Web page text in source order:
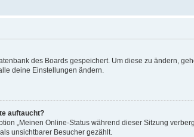
des Boards gespeichert. Um diese zu ändern,
deine Einstellungen ändern.
auftaucht?
„Meinen Online-Status während dieser Sitzung
unsichtbarer Besucher gezählt.